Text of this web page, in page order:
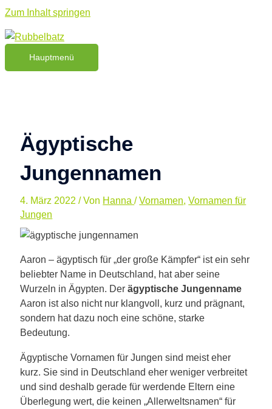
Zum Inhalt springen
Hauptmenü
Ägyptische
Jungennamen
4. März 2022/ Von Hanna/Vornamen,Vornamen für
Jungen
Aaron – ägyptisch für „der große Kämpfer“ ist ein sehr
beliebter Name in Deutschland, hat aber seine
Wurzeln in Ägypten. Derägyptische Jungenname
Aaron ist also nicht nur klangvoll, kurz und prägnant,
sondern hat dazu noch eine schöne, starke
Bedeutung.
Ägyptische Vornamen für Jungen sind meist eher
kurz. Sie sind in Deutschland eher weniger verbreitet
und sind deshalb gerade für werdende Eltern eine
Überlegung wert, die keinen „Allerweltsnamen“ für